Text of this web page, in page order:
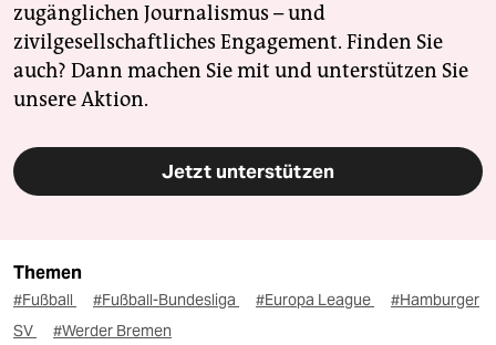
zugänglichen Journalismus – und
zivilgesellschaftliches Engagement. Finden Sie
auch? Dann machen Sie mit und unterstützen Sie
unsere Aktion.
Jetzt unterstützen
Themen
#Fußball #Fußball-Bundesliga #Europa League
#Hamburger
SV
#Werder Bremen